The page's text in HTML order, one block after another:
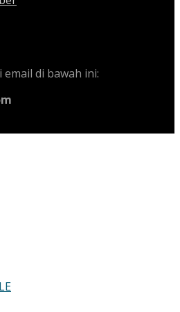
di bawah ini: